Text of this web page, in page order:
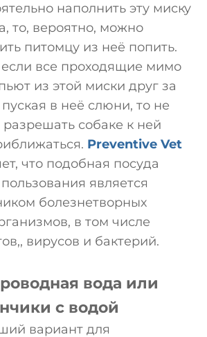
наполнить эту миску
то, вероятно, можно
питомцу из неё попить.
все проходящие мимо
из этой миски друг за
в неё слюни, то не
разрешать собаке к ней
Preventive Vet
что подобная посуда
является
болезнетворных
в том числе
вирусов и бактерий.
вода или
с водой
вариант для